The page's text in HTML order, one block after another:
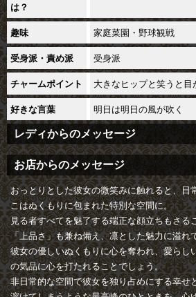
は？
趣味 家庭菜園・野球観戦
受身派・責め派 受身派
チャームポイント 大きなヒップと笑うと
好きな言葉 明日は明日の風が吹く
レディからのメッセージ
お店からのメッセージ
おっとりとした彼女の微笑みに触れると、日
こはぬくもりに包まれた特別な空間に。
見る者すべてを魅了する端正な顔立ちもさる
「上品さ」も兼ね備え、凛とした魅力に溢れ
彼女の優しいぬくもりに心を奪われ、愛らし
の気品に心を打たれることでしょう。
非日常的な空間で彼女を独り占めにする幸せ